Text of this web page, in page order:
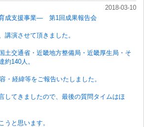
2018-03-10
成支援事業— 第1回成果報告会
講演させて頂きました。
土交通省・近畿地方整備局・近畿厚生局・そ
約140人。
・経緯等をご報告いたしました。
してきましたので、最後の質問タイムはほ
うと思います。